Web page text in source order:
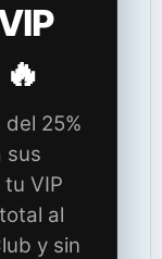
25%
sus
VIP
al
y sin